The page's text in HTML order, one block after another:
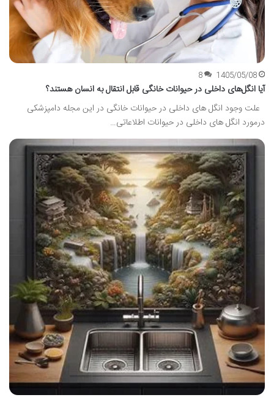
1405/05/08
8
آیا انگل‌های داخلی در حیوانات خانگی قابل انتقال به انسان هستند؟
علت وجود انگل های داخلی در حیوانات خانگی در این مجله دامپزشکی
درمورد انگل های داخلی در حیوانات اطلاعاتی…